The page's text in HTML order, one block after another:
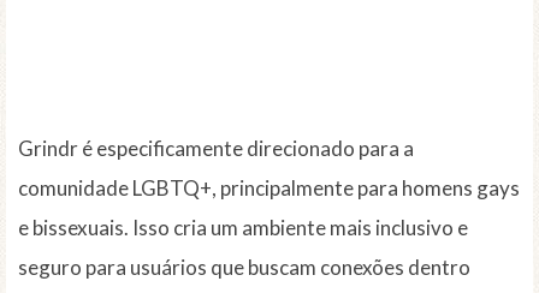
Grindr é especificamente direcionado para a
comunidade LGBTQ+, principalmente para homens gays
e bissexuais. Isso cria um ambiente mais inclusivo e
seguro para usuários que buscam conexões dentro